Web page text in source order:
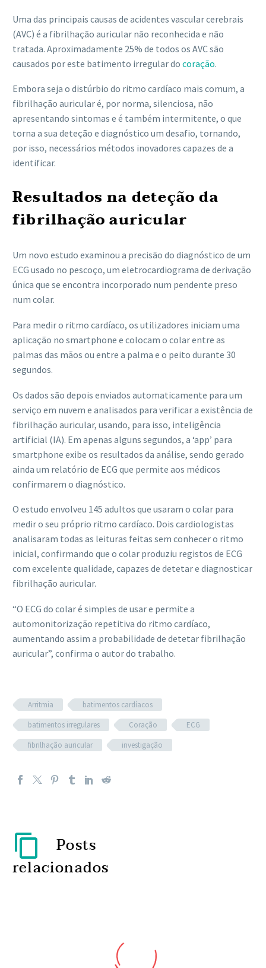
Uma das principais causas de acidentes vascular cerebrais
(AVC) é a fibrilhação auricular não reconhecida e não
tratada. Aproximadamente 25% de todos os AVC são
causados ​​por este batimento irregular do coração.
Embora seja o distúrbio do ritmo cardíaco mais comum, a
fibrilhação auricular é, por norma, silenciosa, não
apresentando sintomas e é também intermitente, o que
torna a sua deteção e diagnóstico um desafio, tornando,
por isso, necessários métodos inovadores capazes de a
identificar.
Resultados na deteção da
fibrilhação auricular
Um novo estudo examinou a precisão do diagnóstico de um
ECG usado no pescoço, um eletrocardiograma de derivação
única que se encontra incorporado num pendente preso
num colar.
Para medir o ritmo cardíaco, os utilizadores iniciam uma
aplicação no smartphone e colocam o colar entre as
palmas das mãos ou entre a palma e o peito durante 30
segundos.
Os dados são depois enviados automaticamente para um
serviço em nuvem e analisados ​​para verificar a existência de
fibrilhação auricular, usando, para isso, inteligência
artificial (IA). Em apenas alguns segundos, a ‘app’ para
smartphone exibe os resultados da análise, sendo gerado
ainda um relatório de ECG que permite aos médicos
confirmarem o diagnóstico.
O estudo envolveu 145 adultos que usaram o colar para
medir o seu próprio ritmo cardíaco. Dois cardiologistas
analisaram todas as leituras feitas sem conhecer o ritmo
inicial, confirmando que o colar produziu registos de ECG
com excelente qualidade, capazes de detetar e diagnosticar
fibrilhação auricular.
“O ECG do colar é simples de usar e permite a
automonitorização repetitiva do ritmo cardíaco,
aumentando assim a probabilidade de detetar fibrilhação
auricular”, confirma o autor do trabalho.
Arritmia
batimentos cardíacos
batimentos irregulares
Coração
ECG
fibrilhação auricular
investigação
Posts
relacionados